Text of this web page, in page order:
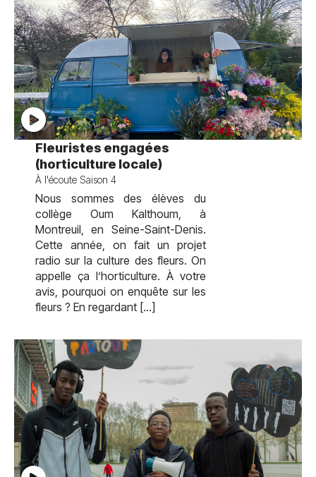
Fleuristes engagées
(horticulture locale)
À l'écoute Saison 4
Nous sommes des élèves du
collège Oum Kalthoum, à
Montreuil, en Seine-Saint-Denis.
Cette année, on fait un projet
radio sur la culture des fleurs. On
appelle ça l’horticulture. À votre
avis, pourquoi on enquête sur les
fleurs ? En regardant […]